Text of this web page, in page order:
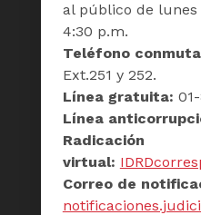
al público de lunes
4:30 p.m.
Teléfono
Ext.251 y 252.
Línea gratuita:
Línea
Radicación
virtual:
Correo de